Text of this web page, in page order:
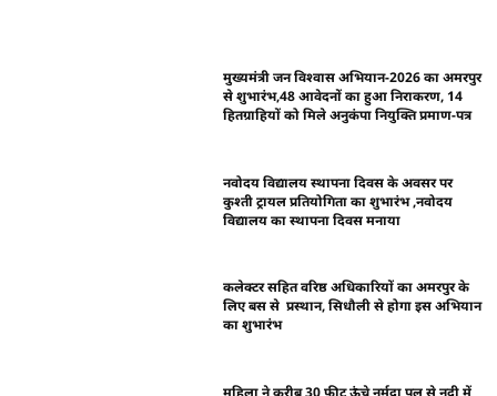
मुख्यमंत्री जन विश्वास अभियान-2026 का अमरपुर
से शुभारंभ,48 आवेदनों का हुआ निराकरण, 14
हितग्राहियों को मिले अनुकंपा नियुक्ति प्रमाण-पत्र
नवोदय विद्यालय स्थापना दिवस के अवसर पर
कुश्ती ट्रायल प्रतियोगिता का शुभारंभ ,नवोदय
विद्यालय का स्थापना दिवस मनाया
कलेक्टर सहित वरिष्ठ अधिकारियों का अमरपुर के
लिए बस से प्रस्थान, सिधौली से होगा इस अभियान
का शुभारंभ
महिला ने करीब 30 फीट ऊंचे नर्मदा पुल से नदी में